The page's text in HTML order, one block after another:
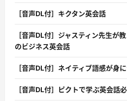
［音声DL付］キクタン英会話
［音声DL付］ジャスティン先生が
のビジネス英会話
［音声DL付］ネイティブ語感が身
［音声DL付］ピクトで学ぶ英会話